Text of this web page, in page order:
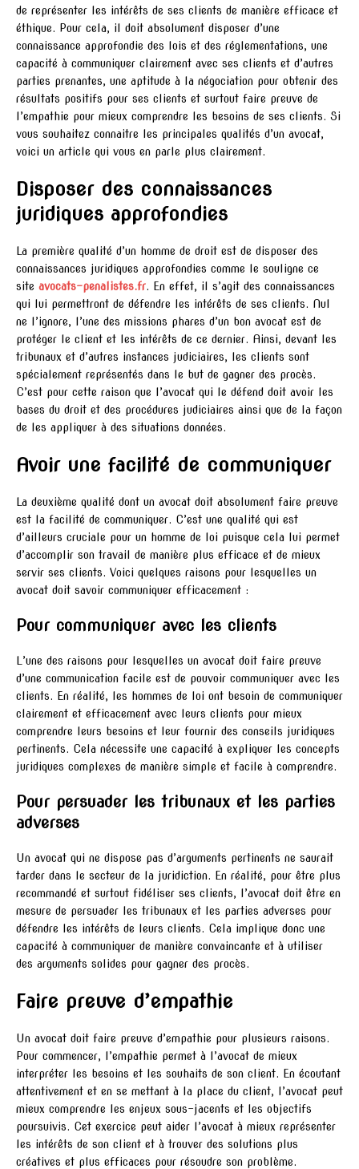
de représenter les intérêts de ses clients de manière efficace et
éthique. Pour cela, il doit absolument disposer d’une
connaissance approfondie des lois et des réglementations, une
capacité à communiquer clairement avec ses clients et d’autres
parties prenantes, une aptitude à la négociation pour obtenir des
résultats positifs pour ses clients et surtout faire preuve de
l’empathie pour mieux comprendre les besoins de ses clients. Si
vous souhaitez connaitre les principales qualités d’un avocat,
voici un article qui vous en parle plus clairement.
Disposer des connaissances
juridiques approfondies
La première qualité d’un homme de droit est de disposer des
connaissances juridiques approfondies comme le souligne ce
site avocats-penalistes.fr. En effet, il s’agit des connaissances
qui lui permettront de défendre les intérêts de ses clients. Nul
ne l’ignore, l’une des missions phares d’un bon avocat est de
protéger le client et les intérêts de ce dernier. Ainsi, devant les
tribunaux et d’autres instances judiciaires, les clients sont
spécialement représentés dans le but de gagner des procès.
C’est pour cette raison que l’avocat qui le défend doit avoir les
bases du droit et des procédures judiciaires ainsi que de la façon
de les appliquer à des situations données.
Avoir une facilité de communiquer
La deuxième qualité dont un avocat doit absolument faire preuve
est la facilité de communiquer. C’est une qualité qui est
d’ailleurs cruciale pour un homme de loi puisque cela lui permet
d’accomplir son travail de manière plus efficace et de mieux
servir ses clients. Voici quelques raisons pour lesquelles un
avocat doit savoir communiquer efficacement :
Pour communiquer avec les clients
L’une des raisons pour lesquelles un avocat doit faire preuve
d’une communication facile est de pouvoir communiquer avec les
clients. En réalité, les hommes de loi ont besoin de communiquer
clairement et efficacement avec leurs clients pour mieux
comprendre leurs besoins et leur fournir des conseils juridiques
pertinents. Cela nécessite une capacité à expliquer les concepts
juridiques complexes de manière simple et facile à comprendre.
Pour persuader les tribunaux et les parties
adverses
Un avocat qui ne dispose pas d’arguments pertinents ne saurait
tarder dans le secteur de la juridiction. En réalité, pour être plus
recommandé et surtout fidéliser ses clients, l’avocat doit être en
mesure de persuader les tribunaux et les parties adverses pour
défendre les intérêts de leurs clients. Cela implique donc une
capacité à communiquer de manière convaincante et à utiliser
des arguments solides pour gagner des procès.
Faire preuve d’empathie
Un avocat doit faire preuve d’empathie pour plusieurs raisons.
Pour commencer, l’empathie permet à l’avocat de mieux
interpréter les besoins et les souhaits de son client. En écoutant
attentivement et en se mettant à la place du client, l’avocat peut
mieux comprendre les enjeux sous-jacents et les objectifs
poursuivis. Cet exercice peut aider l’avocat à mieux représenter
les intérêts de son client et à trouver des solutions plus
créatives et plus efficaces pour résoudre son problème.